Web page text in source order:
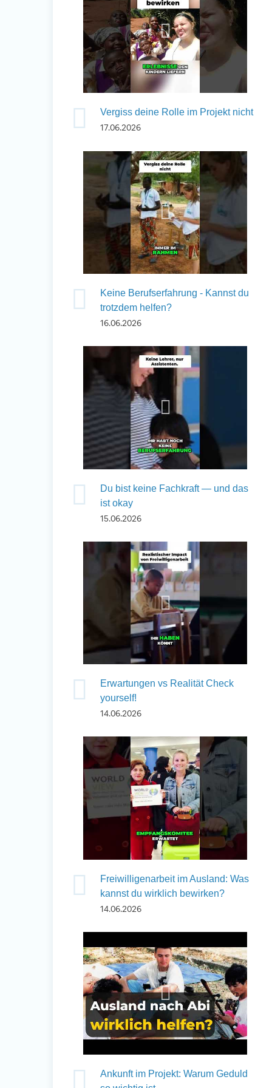
Vergiss deine Rolle im Projekt nicht
17.06.2026
Keine Berufserfahrung - Kannst du
trotzdem helfen?
16.06.2026
Du bist keine Fachkraft — und das
ist okay
15.06.2026
Erwartungen vs Realität Check
yourself!
14.06.2026
Freiwilligenarbeit im Ausland: Was
kannst du wirklich bewirken?
14.06.2026
Ankunft im Projekt: Warum Geduld